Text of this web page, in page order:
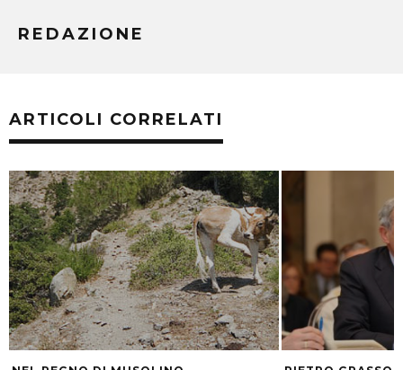
REDAZIONE
ARTICOLI CORRELATI